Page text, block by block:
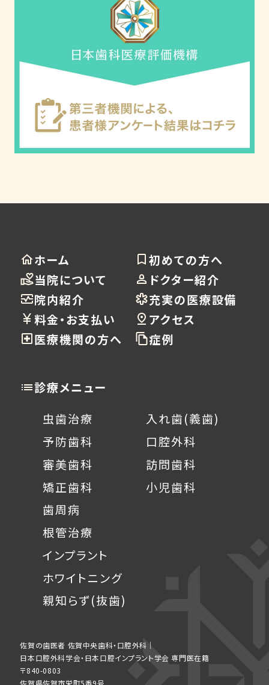
ホーム
初めての方へ
当院について
ドクター紹介
院内紹介
充実の医療設備
料金・お支払い
アクセス
医療機関の方へ
症例
診療メニュー
虫歯治療
予防歯科
審美歯科
矯正歯科
歯周病
根管治療
インプラント
ホワイトニング
親知らず(抜歯)
入れ歯(義歯)
口腔外科
訪問歯科
小児歯科
佐賀の歯医者 佐賀中央歯科・口腔外科｜
日本口腔外科学会・日本口腔インプラント学会 専門医在籍
〒840-0803
佐賀県佐賀市栄町5番9号